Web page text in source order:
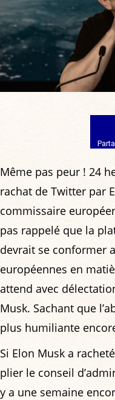
Même pas peur ! 24
rachat de Twitter par
commissaire
pas rappelé que la
devrait se conformer
européennes en
attend avec
Musk. Sachant que
plus humiliante
Si Elon Musk a
plier le conseil
y a une semaine